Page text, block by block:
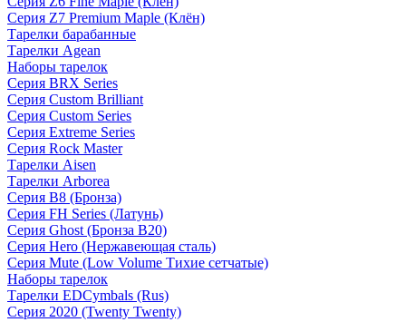
Серия Z7 Premium Maple (Клён)
Тарелки барабанные
Тарелки Agean
Наборы тарелок
Серия BRX Series
Серия Custom Brilliant
Серия Custom Series
Серия Extreme Series
Серия Rock Master
Тарелки Aisen
Тарелки Arborea
Серия B8 (Бронза)
Серия FH Series (Латунь)
Серия Ghost (Бронза B20)
Серия Hero (Нержавеющая сталь)
Серия Mute (Low Volume Тихие сетчатые)
Наборы тарелок
Тарелки EDCymbals (Rus)
Серия 2020 (Twenty Twenty)